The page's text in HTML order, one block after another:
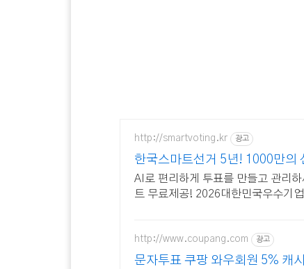
http://smartvoting.kr 광고
한국스마트선거 5년! 1000만의
AI로 편리하게 투표를 만들고 관리
트 무료제공! 2026대한민국우수기
http://www.coupang.com 광고
문자투표 쿠팡 와우회원 5% 캐